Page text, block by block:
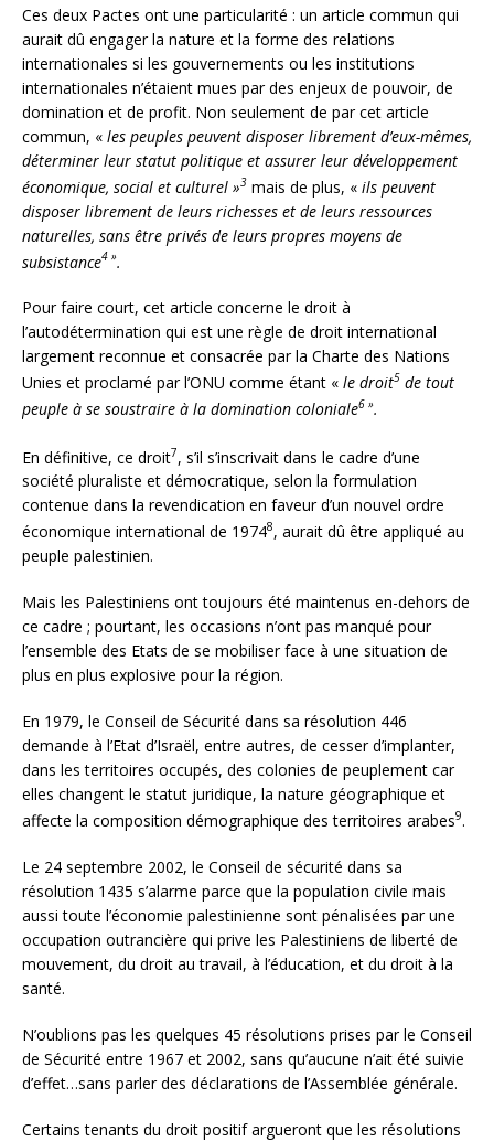
Ces deux Pactes ont une particularité : un article commun qui
aurait dû engager la nature et la forme des relations
internationales si les gouvernements ou les institutions
internationales n’étaient mues par des enjeux de pouvoir, de
domination et de profit. Non seulement de par cet article
commun, « les peuples peuvent disposer librement d’eux-mêmes,
déterminer leur statut politique et assurer leur développement
économique, social et culturel »3 mais de plus, « ils peuvent
disposer librement de leurs richesses et de leurs ressources
naturelles, sans être privés de leurs propres moyens de
subsistance4 ».
Pour faire court, cet article concerne le droit à
l’autodétermination qui est une règle de droit international
largement reconnue et consacrée par la Charte des Nations
Unies et proclamé par l’ONU comme étant « le droit5 de tout
peuple à se soustraire à la domination coloniale6 ».
En définitive, ce droit7, s’il s’inscrivait dans le cadre d’une
société pluraliste et démocratique, selon la formulation
contenue dans la revendication en faveur d’un nouvel ordre
économique international de 19748, aurait dû être appliqué au
peuple palestinien.
Mais les Palestiniens ont toujours été maintenus en-dehors de
ce cadre ; pourtant, les occasions n’ont pas manqué pour
l’ensemble des Etats de se mobiliser face à une situation de
plus en plus explosive pour la région.
En 1979, le Conseil de Sécurité dans sa résolution 446
demande à l’Etat d’Israël, entre autres, de cesser d’implanter,
dans les territoires occupés, des colonies de peuplement car
elles changent le statut juridique, la nature géographique et
affecte la composition démographique des territoires arabes9.
Le 24 septembre 2002, le Conseil de sécurité dans sa
résolution 1435 s’alarme parce que la population civile mais
aussi toute l’économie palestinienne sont pénalisées par une
occupation outrancière qui prive les Palestiniens de liberté de
mouvement, du droit au travail, à l’éducation, et du droit à la
santé.
N’oublions pas les quelques 45 résolutions prises par le Conseil
de Sécurité entre 1967 et 2002, sans qu’aucune n’ait été suivie
d’effet…sans parler des déclarations de l’Assemblée générale.
Certains tenants du droit positif argueront que les résolutions